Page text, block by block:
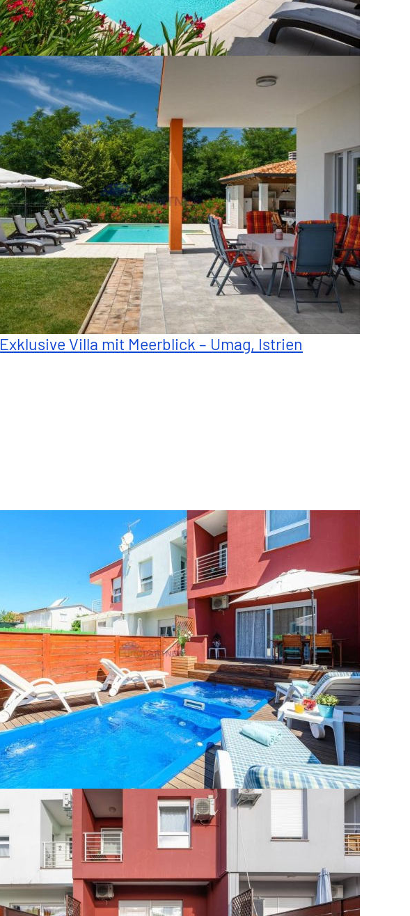
Exklusive Villa mit Meerblick – Umag, Istrien